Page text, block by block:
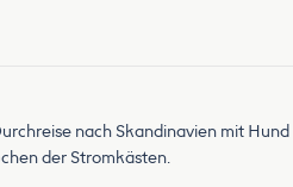
nach Skandinavien mit
der Stromkästen.